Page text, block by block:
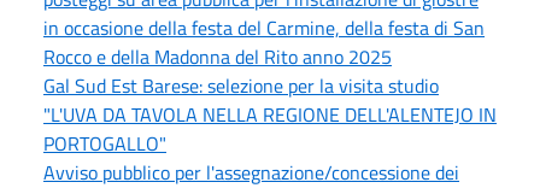
in occasione della festa del Carmine, della festa di San
Rocco e della Madonna del Rito anno 2025
Gal Sud Est Barese: selezione per la visita studio
"L'UVA DA TAVOLA NELLA REGIONE DELL'ALENTEJO IN
PORTOGALLO"
Avviso pubblico per l'assegnazione/concessione dei